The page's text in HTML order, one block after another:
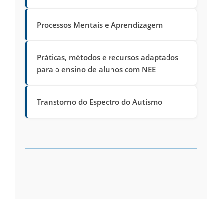
Processos Mentais e Aprendizagem
Práticas, métodos e recursos adaptados
para o ensino de alunos com NEE
Transtorno do Espectro do Autismo